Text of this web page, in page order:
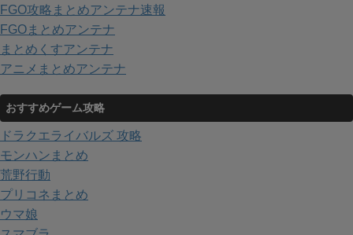
FGO攻略まとめアンテナ速報
FGOまとめアンテナ
まとめくすアンテナ
アニメまとめアンテナ
おすすめゲーム攻略
ドラクエライバルズ 攻略
モンハンまとめ
荒野行動
プリコネまとめ
ウマ娘